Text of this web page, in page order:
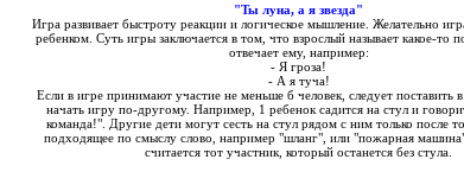
"Ты луна, а я звезда"
Игра развивает быстроту реакции и логическое мышление. Желательно
ребенком. Суть игры заключается в том, что взрослый называет какое-то
отвечает ему, например:
- Я гроза!
- А я туча!
Если в игре принимают участие не меньше б человек, следует поставить
начать игру по-другому. Например, 1 ребенок садится на стул и
команда!". Другие дети могут сесть на стул рядом с ним только после
подходящее по смыслу слово, например "шланг", или "пожарная
считается тот участник, который останется без стула.